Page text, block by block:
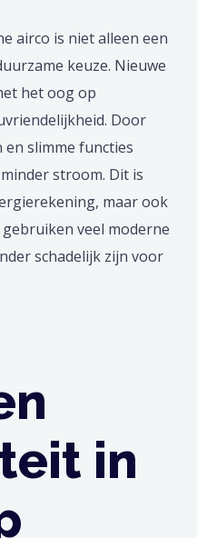
airco is niet alleen een
keuze. Nieuwe
het oog op
Door
slimme functies
stroom. Dit is
maar ook
veel moderne
schadelijk zijn voor
in